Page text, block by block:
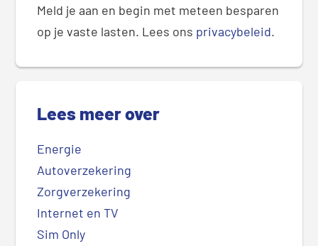
Meld je aan en begin met meteen besparen
op je vaste lasten. Lees ons privacybeleid.
Lees meer over
Energie
Autoverzekering
Zorgverzekering
Internet en TV
Sim Only